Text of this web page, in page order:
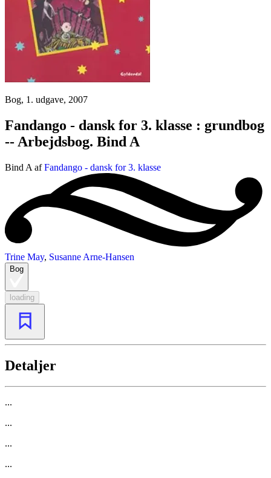
Bog, 1. udgave, 2007
Fandango - dansk for 3. klasse : grundbog
-- Arbejdsbog. Bind A
Bind A afFandango - dansk for 3. klasse
Trine May, Susanne Arne-Hansen
Bog
loading
Detaljer
...
...
...
...